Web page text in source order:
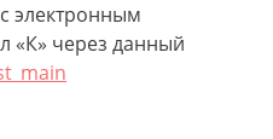
электронным
«К» через данный